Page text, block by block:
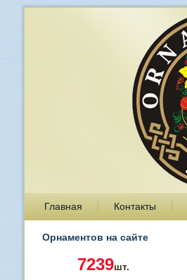
Главная Контакты
Орнаментов на сайте
7239шт.